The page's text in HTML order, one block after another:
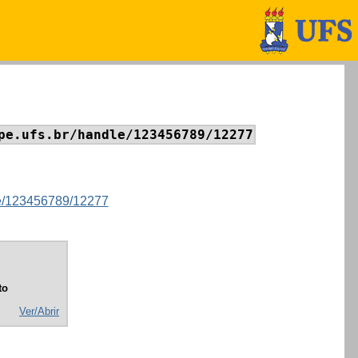
handle/123456789/12277
123456789/12277
Ver/Abrir